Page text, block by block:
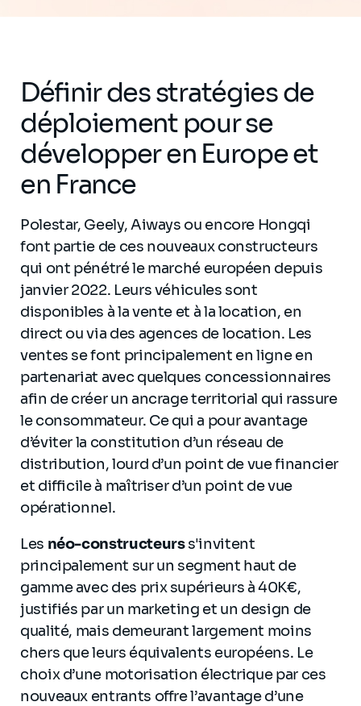
Définir des stratégies de
déploiement pour se
développer en Europe et
en France
Polestar, Geely, Aiways ou encore Hongqi
font partie de ces nouveaux constructeurs
qui ont pénétré le marché européen depuis
janvier 2022. Leurs véhicules sont
disponibles à la vente et à la location, en
direct ou via des agences de location. Les
ventes se font principalement en ligne en
partenariat avec quelques concessionnaires
afin de créer un ancrage territorial qui rassure
le consommateur. Ce qui a pour avantage
d’éviter la constitution d’un réseau de
distribution, lourd d’un point de vue financier
et difficile à maîtriser d’un point de vue
opérationnel.
Les néo-constructeurss'invitent
principalement sur un segment haut de
gamme avec des prix supérieurs à 40K€,
justifiés par un marketing et un design de
qualité, mais demeurant largement moins
chers que leurs équivalents européens. Le
choix d’une motorisation électrique par ces
nouveaux entrants offre l’avantage d’une